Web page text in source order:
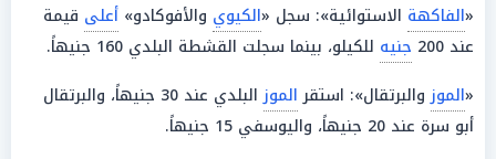
«الفاكهة الاستوائية»: سجل «الكيوي والأفوكادو» أعلى قيمة
عند 200
جنيه للكيلو، بينما سجلت القشطة البلدي 160 جنيهاً.
«الموزوالبرتقال»: استقرالموز
البلدي عند 30 جنيهاً، والبرتقال
أبو سرة عند 20 جنيهاً، واليوسفي 15 جنيهاً.